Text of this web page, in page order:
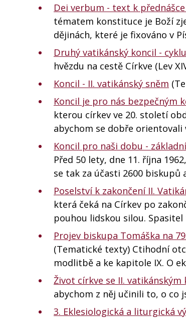
Dei verbum - text k
tématem konstituce je Boží
dějinách, které je fixováno v
Druhý vatikánský koncil -
hvězdu na cestě Církve (Lev
Koncil - II. vatikánský sněm
Koncil je pro nás bezpečným
kterou církev ve 20. století
abychom se dobře
Koncil pro naši dobu -
Před 50 lety, dne 11. října
se tak za účasti 2600 biskupů
Poselství k zakončení II.
která čeká na Církev po
pouhou lidskou silou.
Projev biskupa Tomáška na
(Tematické texty) Ctihodní
modlitbě a ke kapitole IX. O
Život církve se II.
abychom z něj učinili to, o co
3. Eklesiologická a liturgická